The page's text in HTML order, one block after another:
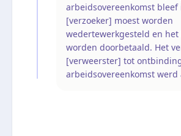
arbeidsovereenkomst bleef
[verzoeker] moest worden
wedertewerkgesteld en het
worden doorbetaald. Het
[verweerster] tot
arbeidsovereenkomst werd